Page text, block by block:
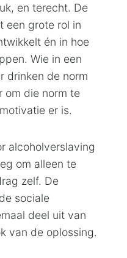
en terecht. De
een grote rol in
én in hoe
Wie in een
drinken de norm
om die norm te
er is.
alcoholverslaving
om alleen te
zelf. De
sociale
deel uit van
van de oplossing.